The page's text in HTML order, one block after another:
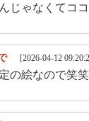
じゃなくてコ
[2026-04-12
の絵なので笑笑